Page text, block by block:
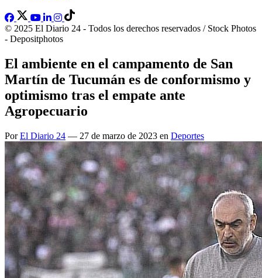
© 2025 El Diario 24 - Todos los derechos reservados / Stock Photos
- Depositphotos
El ambiente en el campamento de San
Martín de Tucumán es de conformismo y
optimismo tras el empate ante
Agropecuario
PorEl Diario 24 — 27 de marzo de 2023 en Deportes